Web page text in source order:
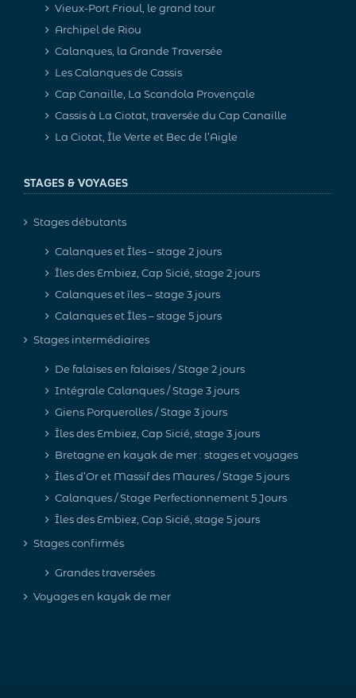
Vieux-Port Frioul, le grand tour
Archipel de Riou
Calanques, la Grande Traversée
Les Calanques de Cassis
Cap Canaille, La Scandola Provençale
Cassis à La Ciotat, traversée du Cap Canaille
La Ciotat, Île Verte et Bec de l’Aigle
STAGES & VOYAGES
Stages débutants
Calanques et Îles – stage 2 jours
Îles des Embiez, Cap Sicié, stage 2 jours
Calanques et îles – stage 3 jours
Calanques et Îles – stage 5 jours
Stages intermédiaires
De falaises en falaises / Stage 2 jours
Intégrale Calanques / Stage 3 jours
Giens Porquerolles / Stage 3 jours
Îles des Embiez, Cap Sicié, stage 3 jours
Bretagne en kayak de mer : stages et voyages
Îles d’Or et Massif des Maures / Stage 5 jours
Calanques / Stage Perfectionnement 5 Jours
Îles des Embiez, Cap Sicié, stage 5 jours
Stages confirmés
Grandes traversées
Voyages en kayak de mer